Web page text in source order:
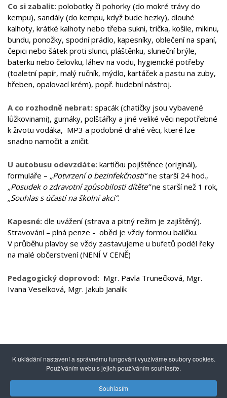
Co si zabalit: polobotky či pohorky (do mokré trávy do
kempu), sandály (do kempu, když bude hezky), dlouhé
kalhoty, krátké kalhoty nebo třeba sukni, trička, košile, mikinu,
bundu, ponožky, spodní prádlo, kapesníky, oblečení na spaní,
čepici nebo šátek proti slunci, pláštěnku, sluneční brýle,
baterku nebo čelovku, láhev na vodu, hygienické potřeby
(toaletní papír, malý ručník, mýdlo, kartáček a pastu na zuby,
hřeben, opalovací krém), popř. hudební nástroj.
A co rozhodně nebrat: spacák (chatičky jsou vybavené
lůžkovinami), gumáky, polštářky a jiné veliké věci nepotřebné
k životu vodáka, MP3 a podobné drahé věci, které lze
snadno namočit a zničit.
U autobusu odevzdáte: kartičku pojištěnce (originál),
formuláře – „Potvrzení o bezinfekčnosti“ne starší 24 hod.,
„Posudek o zdravotní způsobilosti dítěte“ne starší než 1 rok,
„Souhlas s účastí na školní akci“.
Kapesné: dle uvážení (strava a pitný režim je zajištěný).
Stravování – plná penze - oběd je vždy formou balíčku.
V průběhu plavby se vždy zastavujeme u bufetů podél řeky
na malé občerstvení (NENÍ V CENĚ)
Pedagogický doprovod: Mgr. Pavla Trunečková, Mgr.
Ivana Veselková, Mgr. Jakub Janalík
Gymnázium mezinárodních a veřejných
K ukládání nastavení a správnému fungování využíváme soubory cookies.
Používáním webu s jejich používáním souhlasíte.
Souhlasím